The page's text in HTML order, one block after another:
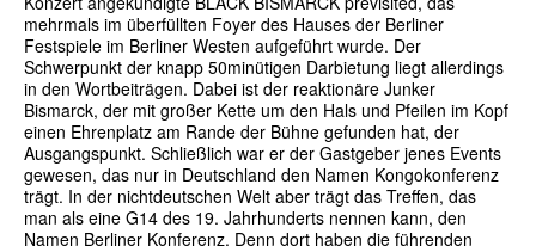
mehrmals im überfüllten Foyer des Hauses der Berliner
Festspiele im Berliner Westen aufgeführt wurde. Der
Schwerpunkt der knapp 50minütigen Darbietung liegt allerdings
in den Wortbeiträgen. Dabei ist der reaktionäre Junker
Bismarck, der mit großer Kette um den Hals und Pfeilen im Kopf
einen Ehrenplatz am Rande der Bühne gefunden hat, der
Ausgangspunkt. Schließlich war er der Gastgeber jenes Events
gewesen, das nur in Deutschland den Namen Kongokonferenz
trägt. In der nichtdeutschen Welt aber trägt das Treffen, das
man als eine G14 des 19. Jahrhunderts nennen kann, den
Namen Berliner Konferenz. Denn dort haben die führenden